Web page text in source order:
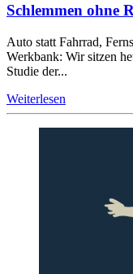
Schlemmen ohne
Auto statt Fahrrad,
Werkbank: Wir sitzen
Studie der...
Weiterlesen